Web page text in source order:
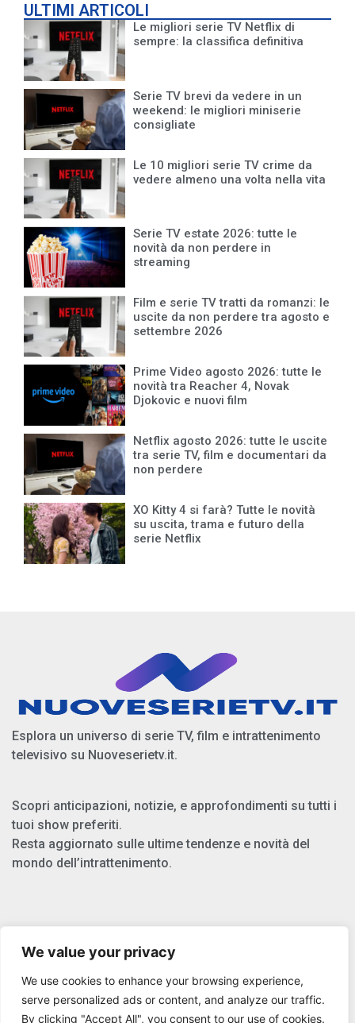
We value your privacy
We use cookies to enhance your browsing experience,
serve personalized ads or content, and analyze our traffic.
By clicking "Accept All", you consent to our use of cookies.
ULTIMI ARTICOLI
Le migliori serie TV Netflix di
sempre: la classifica definitiva
Serie TV brevi da vedere in un
weekend: le migliori miniserie
consigliate
Le 10 migliori serie TV crime da
vedere almeno una volta nella vita
Serie TV estate 2026: tutte le
novità da non perdere in
streaming
Film e serie TV tratti da romanzi: le
uscite da non perdere tra agosto e
settembre 2026
Prime Video agosto 2026: tutte le
novità tra Reacher 4, Novak
Djokovic e nuovi film
Netflix agosto 2026: tutte le uscite
tra serie TV, film e documentari da
non perdere
XO Kitty 4 si farà? Tutte le novità
su uscita, trama e futuro della
serie Netflix
Esplora un universo di serie TV, film e intrattenimento
televisivo su Nuoveserietv.it.
Scopri anticipazioni, notizie, e approfondimenti su tutti i
tuoi show preferiti.
Resta aggiornato sulle ultime tendenze e novità del
mondo dell’intrattenimento.
Privacy Policy
Cookie Policy